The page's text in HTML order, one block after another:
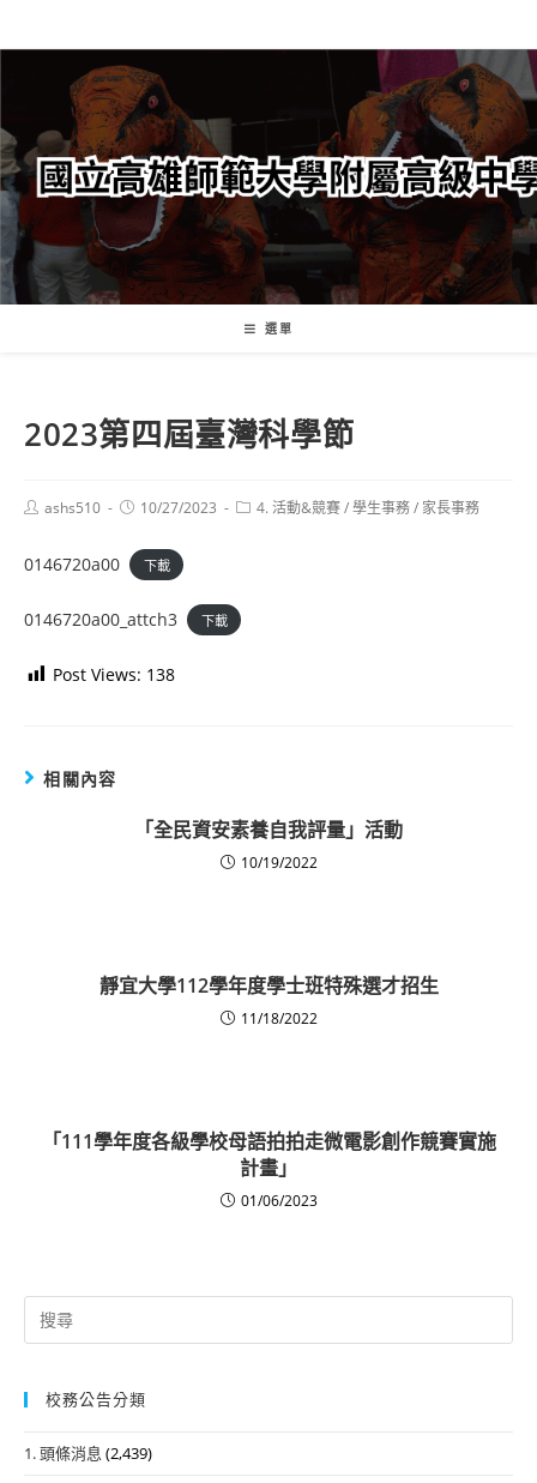
轉
要
內
容
選單
2023第四屆臺灣科學節
Postashs510
Post10/27/2023
Post4. 活動&競賽/學生事務/ 家長事務
0146720a00 下載
0146720a00_attch3 下載
Post Views: 138
相關內容
「全民資安素養自我評量」活動
10/19/2022
靜宜大學112學年度學士班特殊選才招生
11/18/2022
「111學年度各級學校母語拍拍走微電影創作競賽實施
計畫」
01/06/2023
Search
for:
校務公告分類
1. 頭條消息 (2,439)